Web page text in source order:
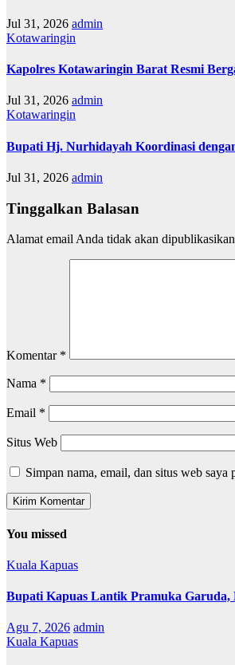
Jul 31, 2026 admin
Kotawaringin
Kapolres Kotawaringin Barat Resmi
Jul 31, 2026 admin
Kotawaringin
Bupati Hj. Nurhidayah Koordinasi
Jul 31, 2026 admin
Tinggalkan Balasan
Alamat email Anda tidak akan
Komentar *
Nama *
Email *
Situs Web
Simpan nama, email, dan situs web
You missed
Kuala Kapuas
Bupati Kapuas Lantik Pramuka Garuda,
Agu 7, 2026 admin
Kuala Kapuas